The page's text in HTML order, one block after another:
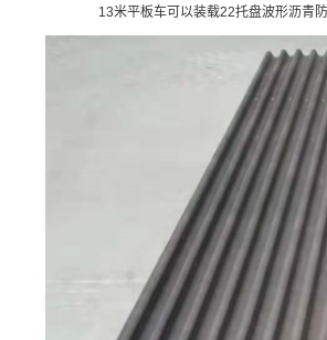
13米平板车可以装载22托盘波形沥青